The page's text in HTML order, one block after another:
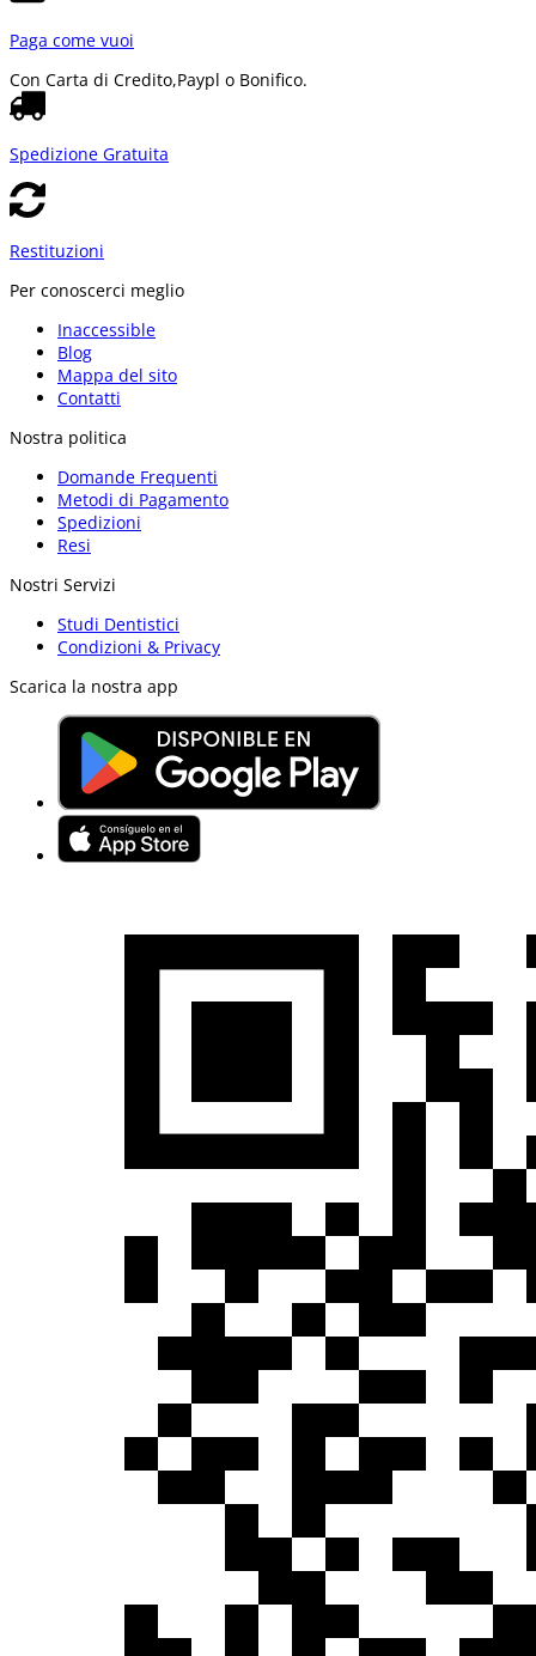
Paga come vuoi
Con Carta di Credito,Paypl o Bonifico.
Spedizione Gratuita
Restituzioni
Per conoscerci meglio
Inaccessible
Blog
Mappa del sito
Contatti
Nostra politica
Domande Frequenti
Metodi di Pagamento
Spedizioni
Resi
Nostri Servizi
Studi Dentistici
Condizioni & Privacy
Scarica la nostra app